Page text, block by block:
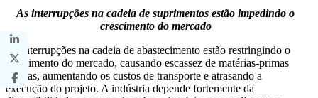
As interrupções na cadeia de suprimentos estão impedindo o
crescimento do mercado
As interrupções na cadeia de abastecimento estão restringindo o
crescimento do mercado, causando escassez de matérias-primas
críticas, aumentando os custos de transporte e atrasando a
execução do projeto. A indústria depende fortemente da